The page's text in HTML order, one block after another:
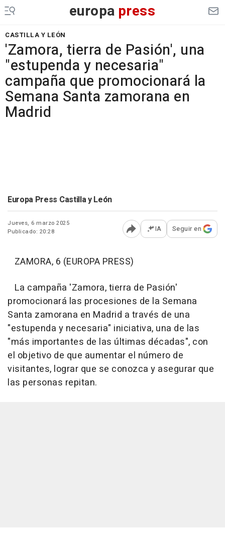
europa press
CASTILLA Y LEÓN
'Zamora, tierra de Pasión', una
"estupenda y necesaria"
campaña que promocionará la
Semana Santa zamorana en
Madrid
Europa Press Castilla y León
Jueves, 6 marzo 2025
Publicado: 20:28
Abrir opciones para
IA Seguir en
ZAMORA, 6 (EUROPA PRESS)
La campaña 'Zamora, tierra de Pasión'
promocionará las procesiones de la Semana
Santa zamorana en Madrid a través de una
"estupenda y necesaria" iniciativa, una de las
"más importantes de las últimas décadas", con
el objetivo de que aumentar el número de
visitantes, lograr que se conozca y asegurar que
las personas repitan.